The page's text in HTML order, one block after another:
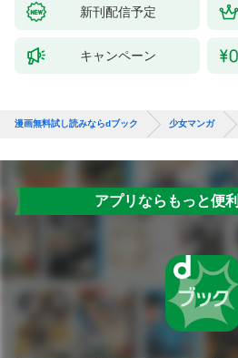
新刊配信予定
キャンペーン
漫画無料試し読みならdブック 少女マンガ
アプリならもっと便